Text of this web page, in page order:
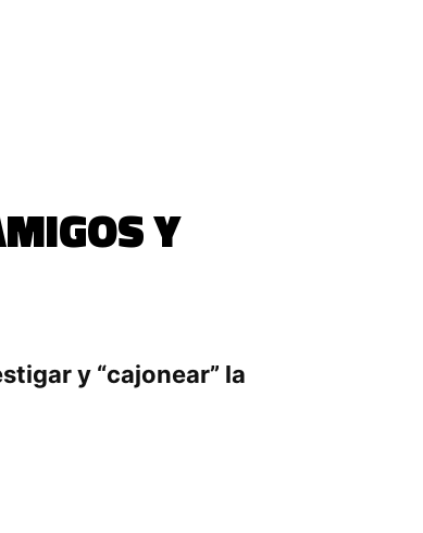
Y
y “cajonear” la